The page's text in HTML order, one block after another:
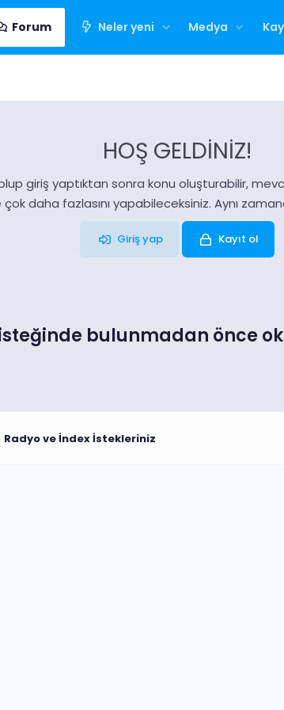
Forum Neler yeni Medya
HOŞ GELDİNİZ!
giriş yaptıktan sonra konu oluşturabilir,
daha fazlasını yapabileceksiniz. Aynı
Giriş yap Kayıt ol
bulunmadan önce
Radyo ve İndex İstekleriniz